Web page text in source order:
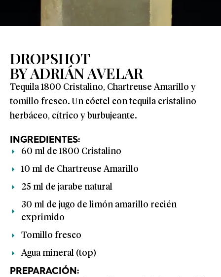
DROPSHOT
BY ADRIÁN AVELAR
Tequila 1800 Cristalino, Chartreuse Amarillo y
tomillo fresco. Un cóctel con tequila cristalino
herbáceo, cítrico y burbujeante.
INGREDIENTES:
60 ml de 1800 Cristalino
10 ml de Chartreuse Amarillo
25 ml de jarabe natural
30 ml de jugo de limón amarillo recién
exprimido
Tomillo fresco
Agua mineral (top)
PREPARACIÓN: